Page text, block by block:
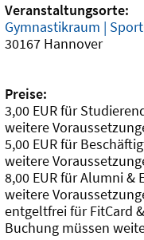
Veranstaltungsorte:
Gymnastikraum |
30167 Hannover
Preise:
3,00 EUR für
weitere
5,00 EUR für
weitere
8,00 EUR für Alumni &
weitere
entgeltfrei für FitCard
Buchung müssen